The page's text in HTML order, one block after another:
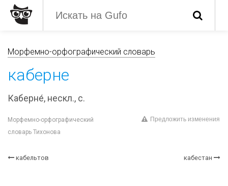
Морфемно-орфографический словарь
каберне
Каберне́, нескл., с.
Морфемно-орфографический
словарь Тихонова
Предложить изменения
кабельтов кабестан